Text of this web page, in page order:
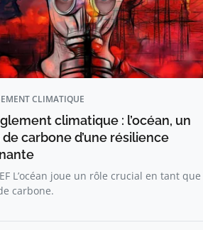
CLIMATIQUE
climatique : l’océan, un
carbone d’une résilience
L’océan joue un rôle crucial en tant que
carbone.